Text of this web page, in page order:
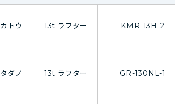
カトウ 13t ラフター KMR-13H-2
タダノ 13t ラフター GR-130NL-1